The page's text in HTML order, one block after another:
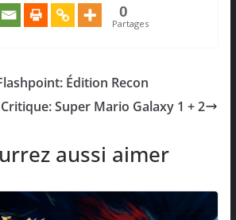
0
Partages
Édition Recon
Critique: Super Mario Galaxy 1 + 2
aussi aimer